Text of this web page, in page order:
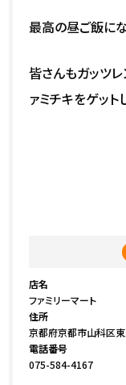
最高の昼ご飯に
皆さんもガッツ
ァミチキをゲット
店名
ファミリーマート
住所
京都府京都市山科区
電話番号
075-584-4167